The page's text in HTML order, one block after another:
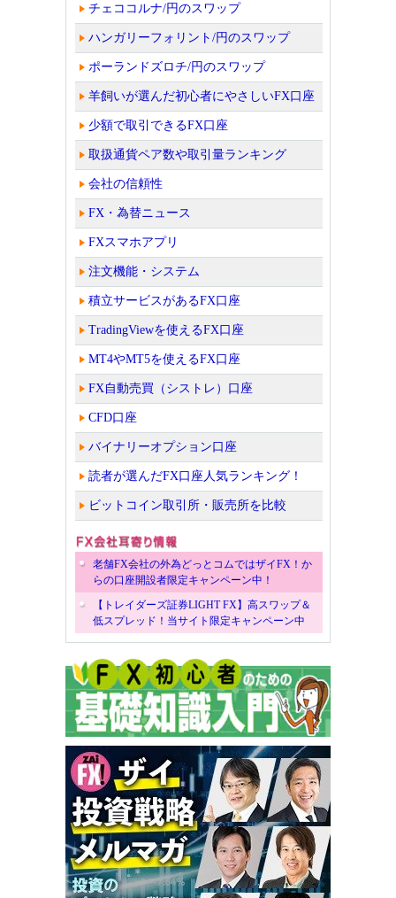
チェココルナ/円のスワップ
ハンガリーフォリント/円のスワップ
ポーランドズロチ/円のスワップ
羊飼いが選んだ初心者にやさしいFX口座
少額で取引できるFX口座
取扱通貨ペア数や取引量ランキング
会社の信頼性
FX・為替ニュース
FXスマホアプリ
注文機能・システム
積立サービスがあるFX口座
TradingViewを使えるFX口座
MT4やMT5を使えるFX口座
FX自動売買（シストレ）口座
CFD口座
バイナリーオプション口座
読者が選んだFX口座人気ランキング！
ビットコイン取引所・販売所を比較
老舗FX会社の外為どっとコムではザイFX！か
らの口座開設者限定キャンペーン中！
【トレイダーズ証券LIGHT FX】高スワップ＆
低スプレッド！当サイト限定キャンペーン中